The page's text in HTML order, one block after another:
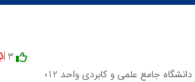
3 |
جامع علمی و کابردی واحد 12؛